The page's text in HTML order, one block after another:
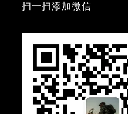
扫一扫添加微信